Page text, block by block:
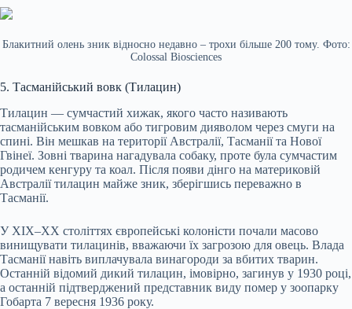
Блакитний олень зник відносно недавно – трохи більше 200 тому. Фото:
Colossal Biosciences
5. Тасманійський вовк (Тилацин)
Тилацин — сумчастий хижак, якого часто називають
тасманійським вовком або тигровим дияволом через смуги на
спині. Він мешкав на території Австралії, Тасманії та Нової
Гвінеї. Зовні тварина нагадувала собаку, проте була сумчастим
родичем кенгуру та коал. Після появи дінго на материковій
Австралії тилацин майже зник, зберігшись переважно в
Тасманії.
У XIX–XX століттях європейські колоністи почали масово
винищувати тилацинів, вважаючи їх загрозою для овець. Влада
Тасманії навіть виплачувала винагороди за вбитих тварин.
Останній відомий дикий тилацин, імовірно, загинув у 1930 році,
а останній підтверджений представник виду помер у зоопарку
Гобарта 7 вересня 1936 року.